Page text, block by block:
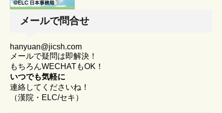
メールで問合せ
hanyuan@jicsh.com
メールで疑問は即解決！
もちろんWECHATもOK！
いつでも気軽に
連絡してくださいね！
（漢院・ELC/セキ）